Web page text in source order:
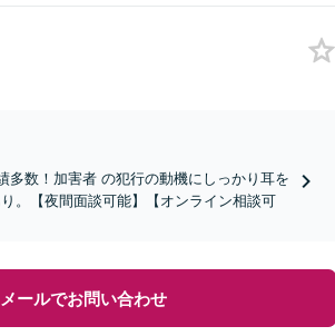
多数！加害者 の犯行の動機にしっかり耳を
。【夜間面談可能】【オンライン相談可
メールでお問い合わせ